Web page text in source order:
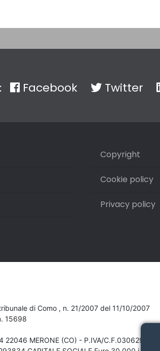
Facebook Twitter
Copyright
Cookie policy
Privacy policy
di Como , n. 21/2007 del 11/10/2007
15698
22046 MERONE (CO) - P.IVA/C.F.03062910132